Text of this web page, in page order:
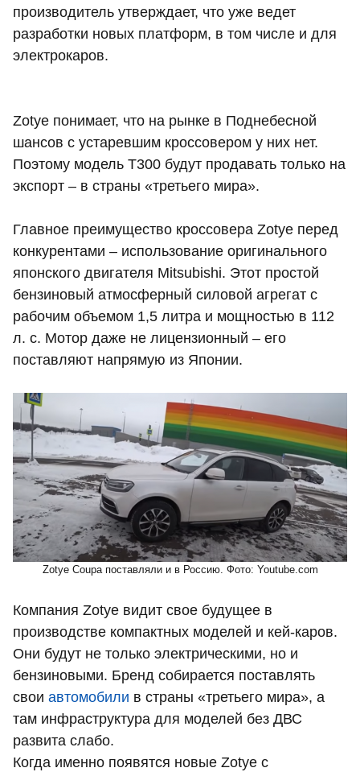
производитель утверждает, что уже ведет
разработки новых платформ, в том числе и для
электрокаров.
Zotye понимает, что на рынке в Поднебесной
шансов с устаревшим кроссовером у них нет.
Поэтому модель Т300 будут продавать только на
экспорт – в страны «третьего мира».
Главное преимущество кроссовера Zotye перед
конкурентами – использование оригинального
японского двигателя Mitsubishi. Этот простой
бензиновый атмосферный силовой агрегат с
рабочим объемом 1,5 литра и мощностью в 112
л. с. Мотор даже не лицензионный – его
поставляют напрямую из Японии.
Zotye Coupa поставляли и в Россию. Фото: Youtube.com
Компания Zotye видит свое будущее в
производстве компактных моделей и кей-каров.
Они будут не только электрическими, но и
бензиновыми. Бренд собирается поставлять
свои автомобили в страны «третьего мира», а
там инфраструктура для моделей без ДВС
развита слабо.
Когда именно появятся новые Zotye с